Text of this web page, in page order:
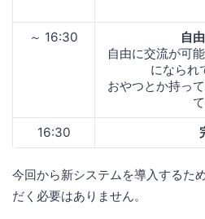
～ 16:30
自
自由に交流が可
になられ
おやつとか持っ
16:30
今回から新システムを導入するた
だく必要はありません。